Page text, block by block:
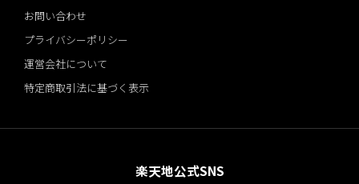
お問い合わせ
プライバシーポリシー
運営会社について
特定商取引法に基づく表示
楽天地公式SNS